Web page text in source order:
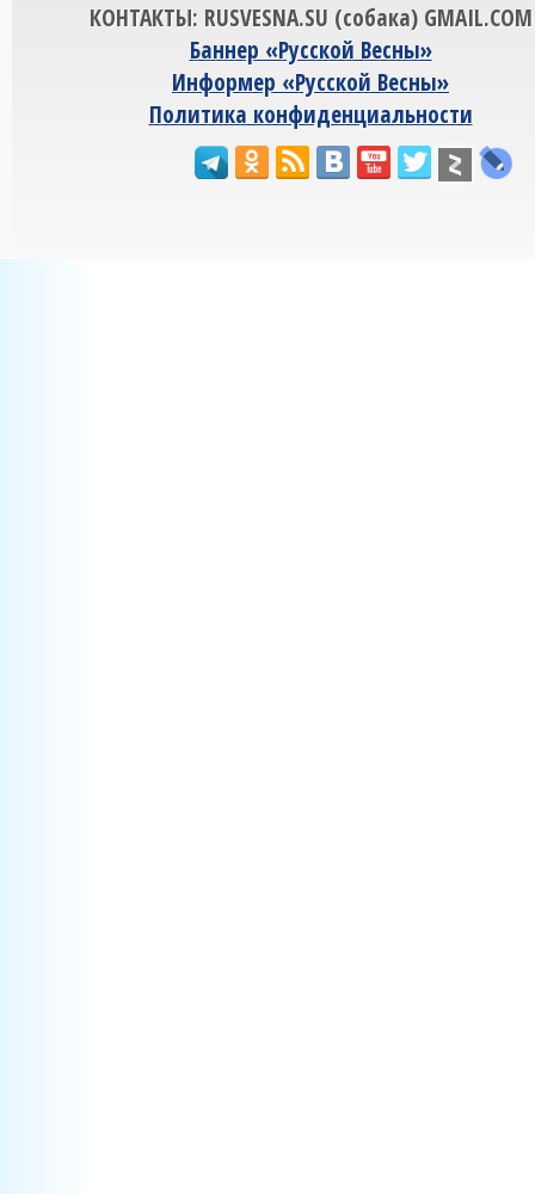
КОНТАКТЫ: RUSVESNA.SU (собака) GMAIL.COM
Баннер «Русской Весны»
Информер «Русской Весны»
Политика конфиденциальности